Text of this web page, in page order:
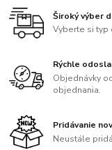
Široký výber
Vyberte si typ
Rýchle
Objednávky
objednania.
Pridávanie
Neustále